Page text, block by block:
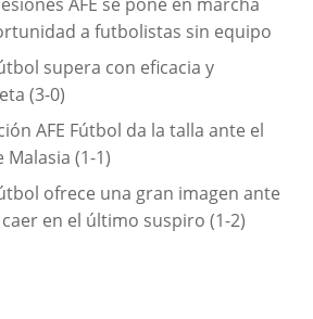
a futbolistas sin equipo
supera con eficacia y
(3-0)
AFE Fútbol da la talla ante el
Malasia (1-1)
ofrece una gran imagen ante
en el último suspiro (1-2)